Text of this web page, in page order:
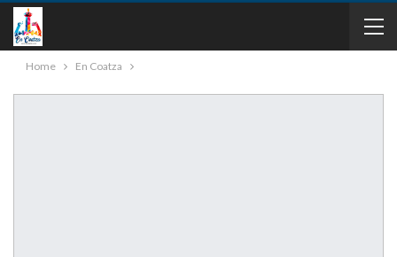
Home En Coatza